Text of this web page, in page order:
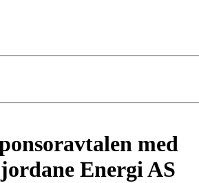
med
Energi AS